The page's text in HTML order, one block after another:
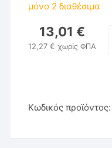
μόνο 2 διαθέσιμα
13,01€
12,27€ χωρίς ΦΠΑ
Κωδικός προϊόντος: